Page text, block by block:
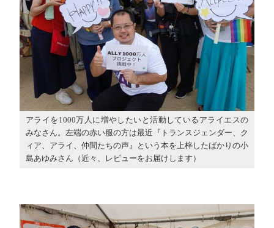
アライを1000万人に増やしたいと活動しているアライエスの
みなさん。左端の赤い服の方は最近『トランスジェンダー、ク
ィア、アライ、仲間たちの声』という本を上梓したばかりの小
島あゆみさん（近々、レビューをお届けします）